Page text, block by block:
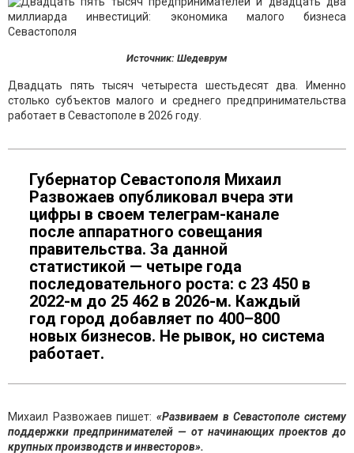
Источник: Шедеврум
Двадцать пять тысяч четыреста шестьдесят два. Именно
столько субъектов малого и среднего предпринимательства
работает в Севастополе в 2026 году.
Губернатор Севастополя Михаил
Развожаев опубликовал вчера эти
цифры в своем телеграм-канале
после аппаратного совещания
правительства. За данной
статистикой — четыре года
последовательного роста: с 23 450 в
2022-м до 25 462 в 2026-м. Каждый
год город добавляет по 400–800
новых бизнесов. Не рывок, но система
работает.
Михаил Развожаев пишет: «Развиваем в Севастополе систему
поддержки предпринимателей — от начинающих проектов до
крупных производств и инвесторов».